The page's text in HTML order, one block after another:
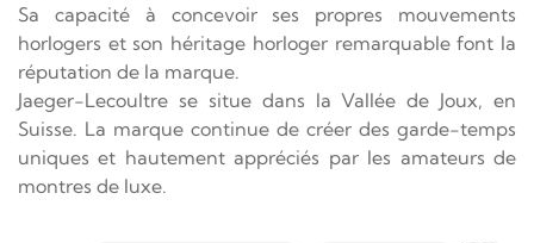
Sa capacité à concevoir ses propres mouvements
horlogers et son héritage horloger remarquable font la
réputation de la marque.
Jaeger-Lecoultre se situe dans la Vallée de Joux, en
Suisse. La marque continue de créer des garde-temps
uniques et hautement appréciés par les amateurs de
montres de luxe.